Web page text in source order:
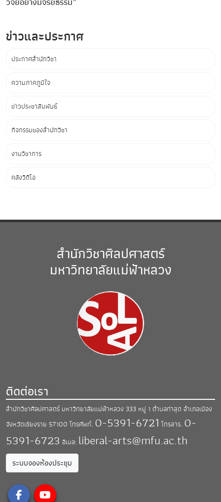
ข่าวและประกาศ
ประกาศสำนักวิชา
ความภาคภูมิใจ
ข่าวประชาสัมพันธ์
กิจกรรมของสำนักวิชา
งานวิชาการ
คลังวิดีโอ
สำนักวิชาศิลปศาสตร์
มหาวิทยาลัยแม่ฟ้าหลวง
ติดต่อเรา
สำนักวิชาศิลปศาสตร์ มหาวิทยาลัยแม่ฟ้าหลวง 333 หมู่ 1 ตำบลท่าสุด อำเภอเมือง
จังหวัดเชียงราย 57100 โทรศัพท์. 0-5391-6721 โทรสาร. 0-
5391-6723 อีเมล: liberal-arts@mfu.ac.th
ระบบจองห้องประชุม